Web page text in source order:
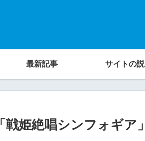
最新記事 サイトの
「戦姫絶唱シンフォギ